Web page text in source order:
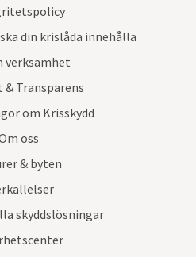
din krislåda innehålla
verksamhet
& Transparens
om Krisskydd
oss
& byten
skyddslösningar